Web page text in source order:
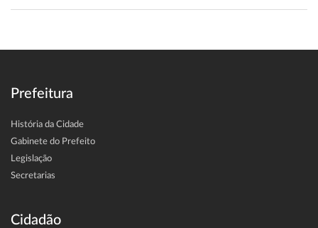
Prefeitura
História da Cidade
Gabinete do Prefeito
Legislação
Secretarias
Cidadão